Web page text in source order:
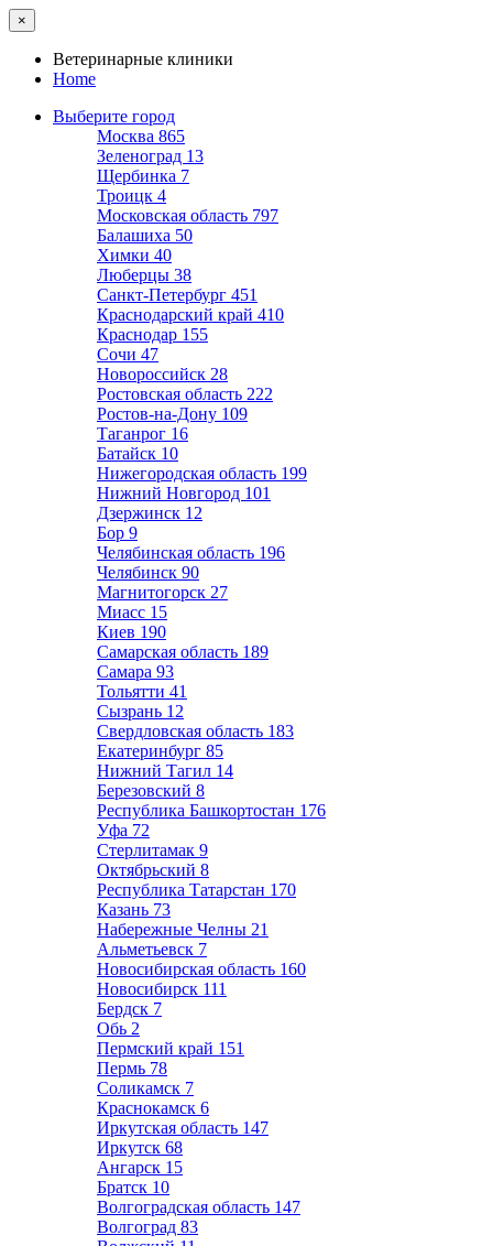
×
Ветеринарные клиники
Home
Выберите город
Москва 865
Зеленоград 13
Щербинка 7
Троицк 4
Московская область 797
Балашиха 50
Химки 40
Люберцы 38
Санкт-Петербург 451
Краснодарский край 410
Краснодар 155
Сочи 47
Новороссийск 28
Ростовская область 222
Ростов-на-Дону 109
Таганрог 16
Батайск 10
Нижегородская область 199
Нижний Новгород 101
Дзержинск 12
Бор 9
Челябинская область 196
Челябинск 90
Магнитогорск 27
Миасс 15
Киев 190
Самарская область 189
Самара 93
Тольятти 41
Сызрань 12
Свердловская область 183
Екатеринбург 85
Нижний Тагил 14
Березовский 8
Республика Башкортостан 176
Уфа 72
Стерлитамак 9
Октябрьский 8
Республика Татарстан 170
Казань 73
Набережные Челны 21
Альметьевск 7
Новосибирская область 160
Новосибирск 111
Бердск 7
Обь 2
Пермский край 151
Пермь 78
Соликамск 7
Краснокамск 6
Иркутская область 147
Иркутск 68
Ангарск 15
Братск 10
Волгоградская область 147
Волгоград 83